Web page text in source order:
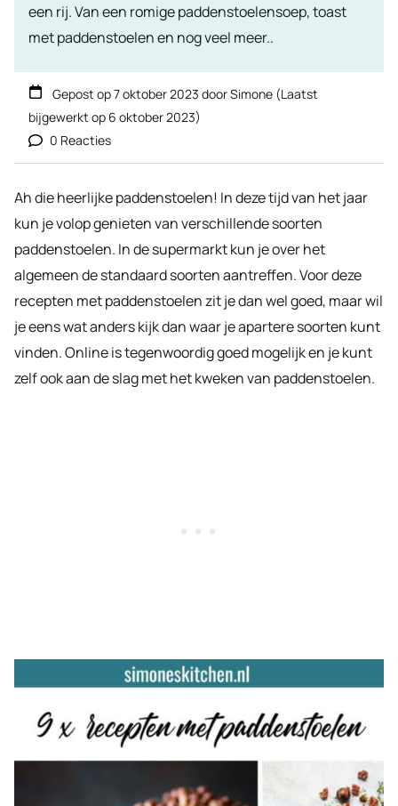
een rij. Van een romige paddenstoelensoep, toast
met paddenstoelen en nog veel meer..
Gepost op7 oktober 2023 doorSimone (Laatst
bijgewerkt op 6 oktober 2023)
0 Reacties
Ah die heerlijke paddenstoelen! In deze tijd van het jaar
kun je volop genieten van verschillende soorten
paddenstoelen. In de supermarkt kun je over het
algemeen de standaard soorten aantreffen. Voor deze
recepten met paddenstoelen zit je dan wel goed, maar wil
je eens wat anders kijk dan waar je apartere soorten kunt
vinden. Online is tegenwoordig goed mogelijk en je kunt
zelf ook aan de slag met het kweken van paddenstoelen.